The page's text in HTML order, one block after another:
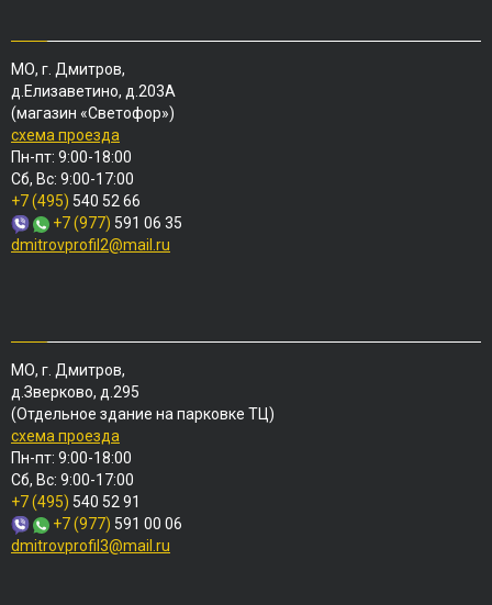
МО, г. Дмитров,
д.Елизаветино, д.203А
(магазин «Светофор»)
схема проезда
Пн-пт: 9:00-18:00
Сб, Вс: 9:00-17:00
+7 (495) 540 52 66
+7 (977) 591 06 35
dmitrovprofil2@mail.ru
МО, г. Дмитров,
д.Зверково, д.295
(Отдельное здание на парковке ТЦ)
схема проезда
Пн-пт: 9:00-18:00
Сб, Вс: 9:00-17:00
+7 (495) 540 52 91
+7 (977) 591 00 06
dmitrovprofil3@mail.ru